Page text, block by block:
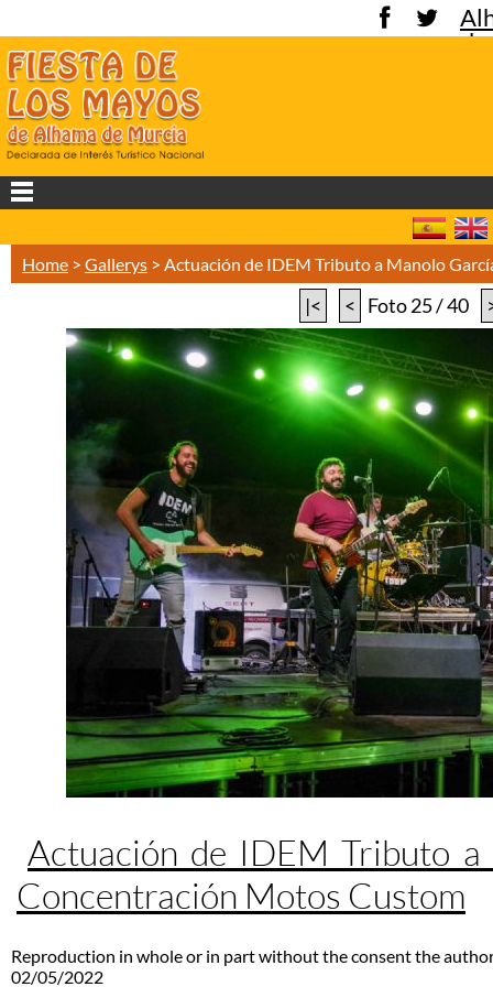
de
Home > Gallerys > Actuación de IDEM Tributo a Manolo
|< < Foto 25 / 40
Actuación de IDEM Tributo
Concentración Motos Custom
Reproduction in whole or in part without the consent the
02/05/2022